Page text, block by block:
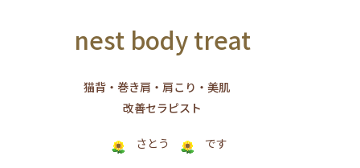
nest body treat
猫背・巻き肩・肩こり・美肌
改善セラピスト
さとう です